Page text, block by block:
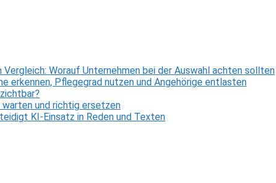
Vergleich: Worauf Unternehmen bei der Auswahl achten sollten
erkennen, Pflegegrad nutzen und Angehörige entlasten
und richtig ersetzen
KI-Einsatz in Reden und Texten